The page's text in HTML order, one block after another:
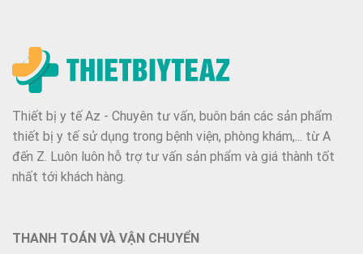
Thiết bị y tế Az - Chuyên tư vấn, buôn bán các sản phẩm
thiết bị y tế sử dụng trong bệnh viện, phòng khám,... từ A
đến Z. Luôn luôn hỗ trợ tư vấn sản phẩm và giá thành tốt
nhất tới khách hàng.
THANH TOÁN VÀ VẬN CHUYỂN